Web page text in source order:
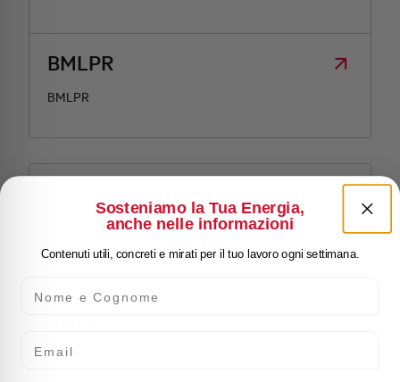
BMLPR
BMLPR
Sosteniamo la Tua Energia,
anche nelle informazioni
Contenuti utili, concreti e mirati per il tuo lavoro ogni settimana.